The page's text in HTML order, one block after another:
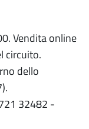
Vendita online
circuito.
dello
32482 -